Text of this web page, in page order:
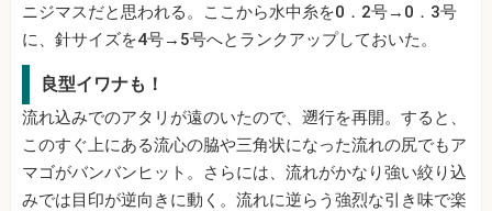
ニジマスだと思われる。ここから水中糸を0．2号→0．3号
に、針サイズを4号→5号へとランクアップしておいた。
良型イワナも！
流れ込みでのアタリが遠のいたので、遡行を再開。すると、
このすぐ上にある流心の脇や三角状になった流れの尻でもア
マゴがバンバンヒット。さらには、流れがかなり強い絞り込
みでは目印が逆向きに動く。流れに逆らう強烈な引き味で楽